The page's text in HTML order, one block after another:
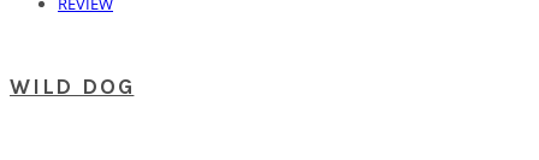
WILD DOG